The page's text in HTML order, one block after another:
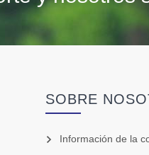
SOBRE
Información de la